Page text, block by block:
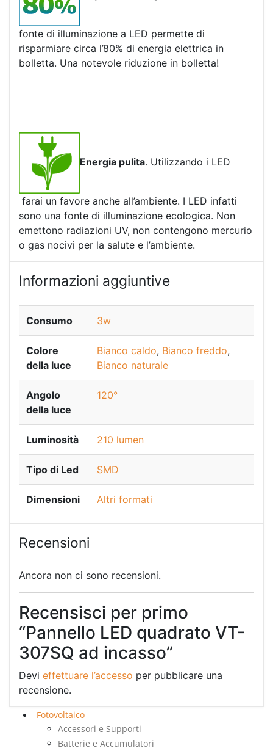
fonte di illuminazione a LED permette di
risparmiare circa l’80% di energia elettrica in
bolletta. Una notevole riduzione in bolletta!
Energia pulita. Utilizzando i LED
farai un favore anche all’ambiente. I LED infatti
sono una fonte di illuminazione ecologica. Non
emettono radiazioni UV, non contengono mercurio
o gas nocivi per la salute e l’ambiente.
Informazioni aggiuntive
Consumo 3w
Colore
della luce
Bianco caldo, Bianco freddo,
Bianco naturale
Angolo
della luce
120°
Luminosità 210 lumen
Tipo di Led SMD
Dimensioni Altri formati
Recensioni
Ancora non ci sono recensioni.
Recensisci per primo
“Pannello LED quadrato VT-
307SQ ad incasso”
Devi effettuare l’accesso per pubblicare una
recensione.
Fotovoltaico
Accessori e Supporti
Batterie e Accumulatori